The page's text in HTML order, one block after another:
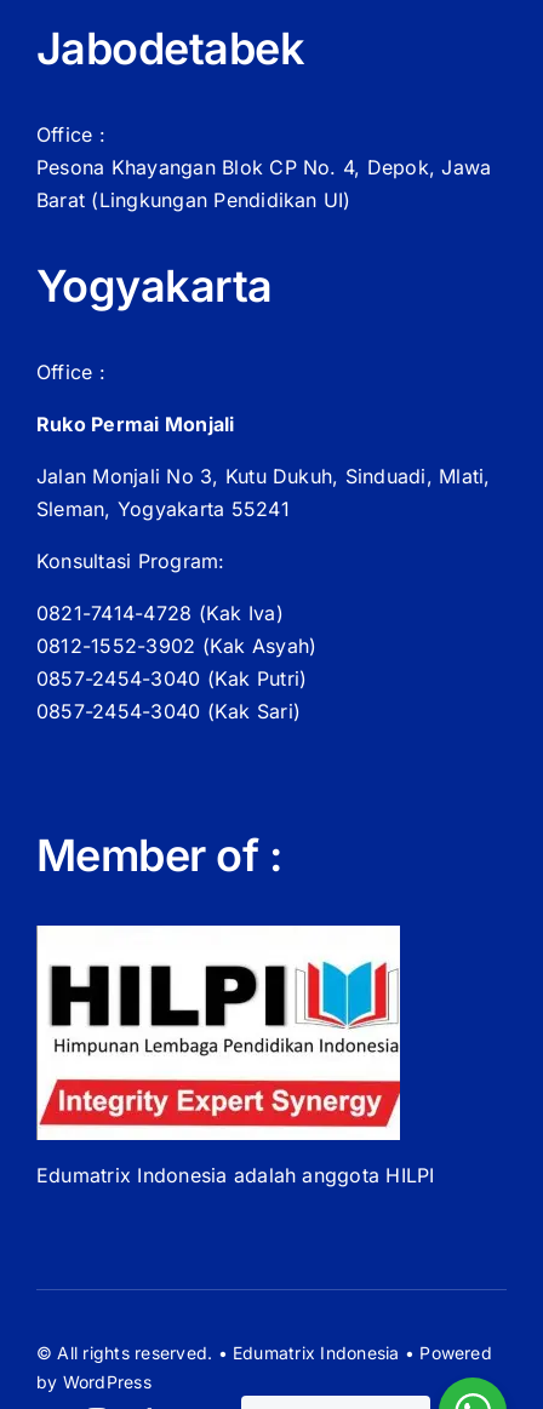
Jabodetabek
Office :
Pesona Khayangan Blok CP No. 4, Depok, Jawa
Barat (Lingkungan Pendidikan UI)
Yogyakarta
Office :
Ruko Permai Monjali
Jalan Monjali No 3, Kutu Dukuh, Sinduadi, Mlati,
Sleman, Yogyakarta 55241
Konsultasi Program:
0821-7414-4728 (Kak Iva)
0812-1552-3902 (Kak Asyah)
0857-2454-3040 (Kak Putri)
0857-2454-3040 (Kak Sari)
Member of :
Edumatrix Indonesia adalah anggota HILPI
© All rights reserved. • Edumatrix Indonesia • Powered
by WordPress